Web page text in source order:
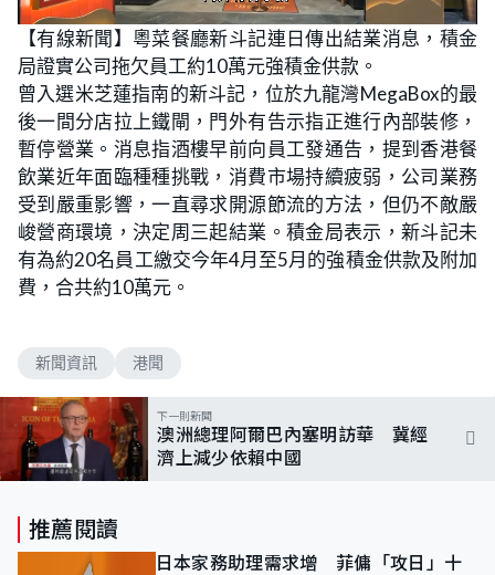
U
n
m
t
e
L
o
a
d
e
d
:
6
6
0
0
%
【有線新聞】粵菜餐廳新斗記連日傳出結業消息，積金
局證實公司拖欠員工約10萬元強積金供款。
曾入選米芝蓮指南的新斗記，位於九龍灣MegaBox的最
後一間分店拉上鐵閘，門外有告示指正進行內部裝修，
暫停營業。消息指酒樓早前向員工發通告，提到香港餐
飲業近年面臨種種挑戰，消費市場持續疲弱，公司業務
受到嚴重影響，一直尋求開源節流的方法，但仍不敵嚴
峻營商環境，決定周三起結業。積金局表示，新斗記未
有為約20名員工繳交今年4月至5月的強積金供款及附加
費，合共約10萬元。
新聞資訊 港聞
下一則新聞
澳洲總理阿爾巴內塞明訪華 冀經
濟上減少依賴中國
推薦閱讀
日本家務助理需求增 菲傭「攻日」十